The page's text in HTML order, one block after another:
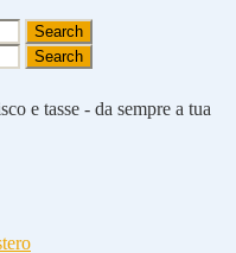
e tasse - da sempre a tua